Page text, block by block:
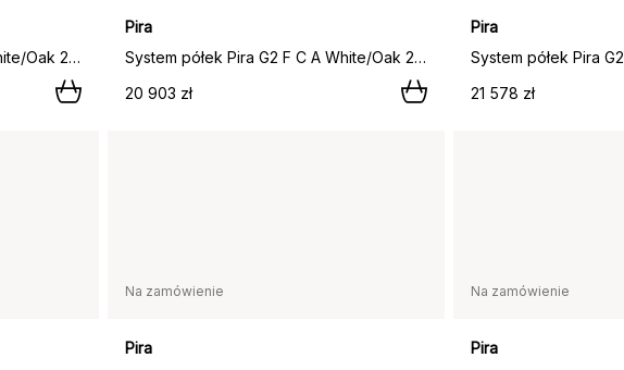
System półek Pira G2 F C A White/Oak 248–255 cm,
Pira
System półek Pira G2 F C A White/Oak 256–264 cm,
20 903 zł
Pira
21 578 zł
Na zamówienie
Pira
Na zamówienie
Pira